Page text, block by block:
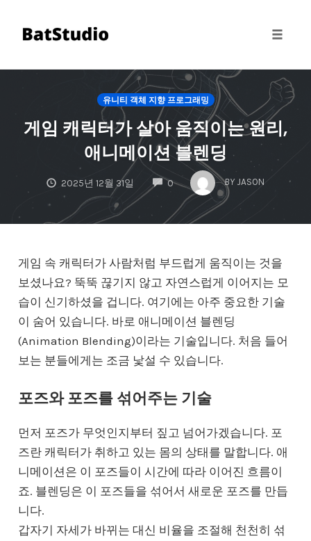
유니티 객체 지향 프로그래밍
게임 캐릭터가 살아 움직이는 원리,
애니메이션 블렌딩
2025년 12월 31일 0
COMMENTS
BY JASON
게임 속 캐릭터가 사람처럼 부드럽게 움직이는 것을
보셨나요? 뚝뚝 끊기지 않고 자연스럽게 이어지는 모
습이 신기하셨을 겁니다. 여기에는 아주 중요한 기술
이 숨어 있습니다. 바로 애니메이션 블렌딩
(Animation Blending)이라는 기술입니다. 처음 들어
보는 분들에게는 조금 낯설 수 있습니다.
포즈와 포즈를 섞어주는 기술
먼저 포즈가 무엇인지부터 짚고 넘어가겠습니다. 포
즈란 캐릭터가 취하고 있는 몸의 상태를 말합니다. 애
니메이션은 이 포즈들이 시간에 따라 이어진 흐름이
죠. 블렌딩은 이 포즈들을 섞어서 새로운 포즈를 만듭
니다.
갑자기 자세가 바뀌는 대신 비율을 조절해 천천히 섞